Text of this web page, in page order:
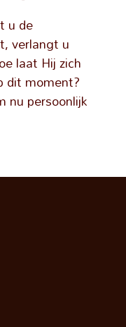
u de
verlangt u
laat Hij zich
dit moment?
nu persoonlijk